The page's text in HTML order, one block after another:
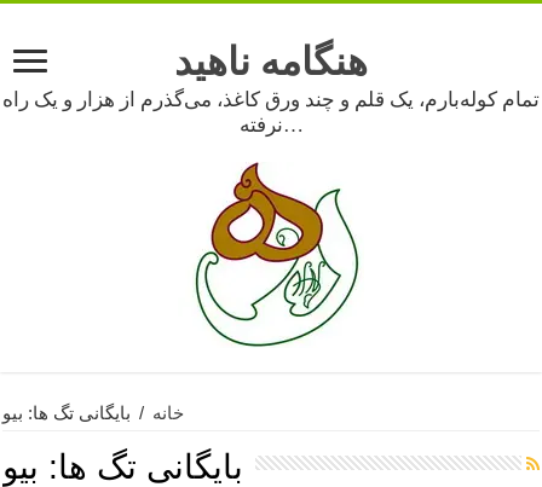
هنگامه ناهید
تمام کوله‌بارم، یک قلم و چند ورق کاغذ، می‌گذرم از هزار و یک راه
نرفته…
خانه / بایگانی تگ ها: بیو
بایگانی تگ ها: بیو